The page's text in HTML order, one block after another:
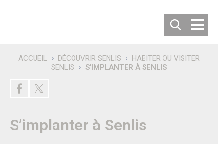
Villes jumelées
Les 50 ans du Jumelage avec Langenfeld
Carte d’identité de la ville
Recherche
ACCUEIL DÉCOUVRIR SENLIS
HABITER OU VISITER
SENLIS
S’IMPLANTER À SENLIS
S’implanter à Senlis